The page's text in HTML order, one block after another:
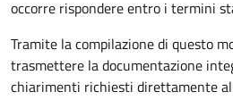
occorre rispondere entro i termini
Tramite la compilazione di questo
trasmettere la documentazione
chiarimenti richiesti direttamente